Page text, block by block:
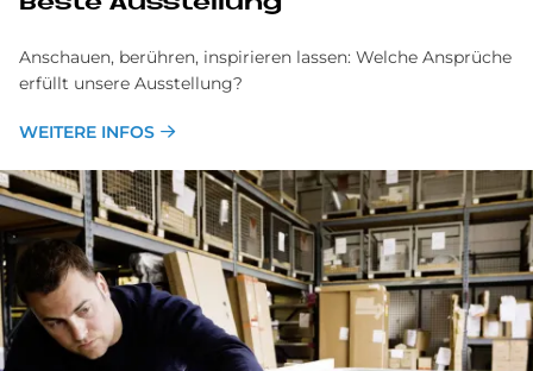
Anschauen, berühren, inspirieren lassen: Welche Ansprüche
erfüllt unsere Ausstellung?
WEITERE INFOS